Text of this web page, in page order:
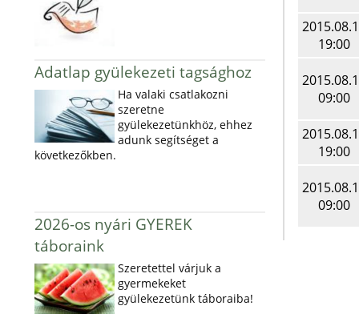
Adatlap gyülekezeti tagsághoz
Ha valaki csatlakozni
szeretne
gyülekezetünkhöz, ehhez
adunk segítséget a
következőkben.
2026-os nyári GYEREK
táboraink
Szeretettel várjuk a
gyermekeket
gyülekezetünk táboraiba!
19:00
09:00
19:00
09:00